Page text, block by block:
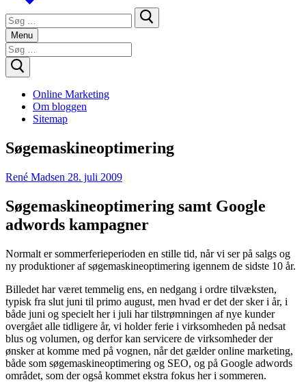
Søg
efter:
Menu
Søg
efter:
Online Marketing
Om bloggen
Sitemap
Søgemaskineoptimering
René Madsen 28. juli 2009
Søgemaskineoptimering samt Google
adwords kampagner
Normalt er sommerferieperioden en stille tid, når vi ser på salgs og
ny produktioner af søgemaskineoptimering igennem de sidste 10 år.
Billedet har været temmelig ens, en nedgang i ordre tilvæksten,
typisk fra slut juni til primo august, men hvad er det der sker i år, i
både juni og specielt her i juli har tilstrømningen af nye kunder
overgået alle tidligere år, vi holder ferie i virksomheden på nedsat
blus og volumen, og derfor kan servicere de virksomheder der
ønsker at komme med på vognen, når det gælder online marketing,
både som søgemaskineoptimering og SEO, og på Google adwords
området, som der også kommet ekstra fokus her i sommeren.